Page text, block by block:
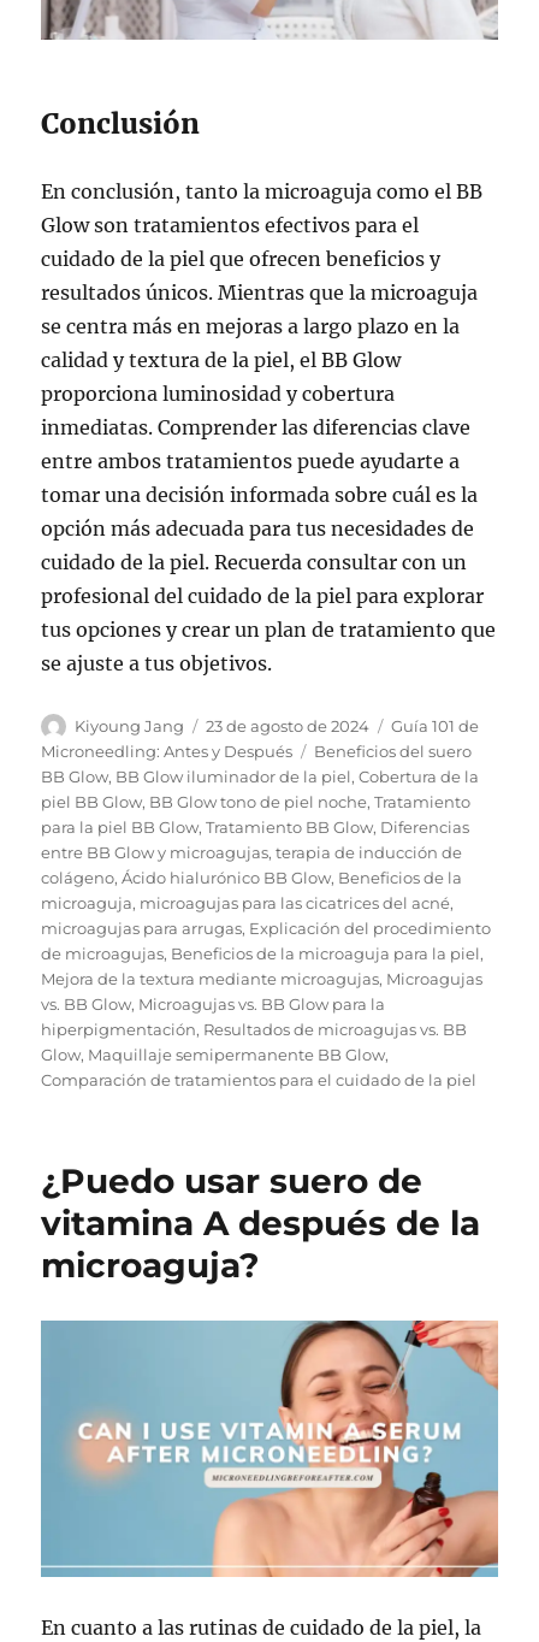
Conclusión
En conclusión, tanto la microaguja como el BB
Glow son tratamientos efectivos para el
cuidado de la piel que ofrecen beneficios y
resultados únicos. Mientras que la microaguja
se centra más en mejoras a largo plazo en la
calidad y textura de la piel, el BB Glow
proporciona luminosidad y cobertura
inmediatas. Comprender las diferencias clave
entre ambos tratamientos puede ayudarte a
tomar una decisión informada sobre cuál es la
opción más adecuada para tus necesidades de
cuidado de la piel. Recuerda consultar con un
profesional del cuidado de la piel para explorar
tus opciones y crear un plan de tratamiento que
se ajuste a tus objetivos.
Autor
Kiyoung Jang
Publicado
el
23 de agosto de 2024 Categorías
Guía 101 de
Microneedling: Antes y Después
Etiquetas
Beneficios del suero
BB Glow, BB Glow iluminador de la piel,Cobertura de la
piel BB Glow, BB Glow tono de piel noche,Tratamiento
para la piel BB Glow,Tratamiento BB Glow, Diferencias
entre BB Glow y microagujas,terapia de inducción de
colágeno,Ácido hialurónico BB Glow, Beneficios de la
microaguja, microagujas para las cicatrices del acné,
microagujas para arrugas, Explicación del procedimiento
de microagujas, Beneficios de la microaguja para la piel,
Mejora de la textura mediante microagujas, Microagujas
vs. BB Glow, Microagujas vs. BB Glow para la
hiperpigmentación, Resultados de microagujas vs. BB
Glow, Maquillaje semipermanente BB Glow,
Comparación de tratamientos para el cuidado de la piel
¿Puedo usar suero de
vitamina A después de la
microaguja?
En cuanto a las rutinas de cuidado de la piel, la